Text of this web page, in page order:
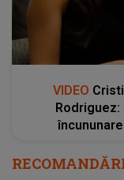
VIDEO
Rodriguez: